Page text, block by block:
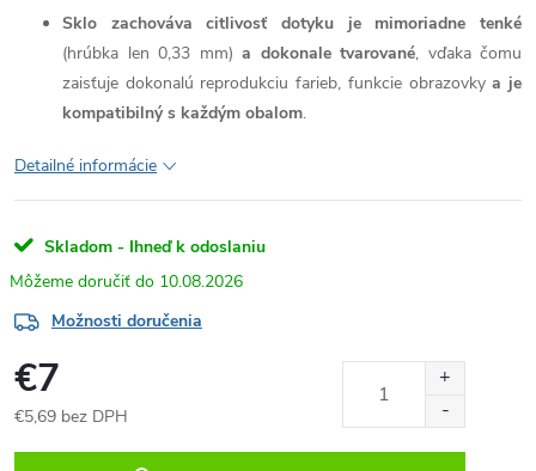
Sklo zachováva citlivosť dotyku je mimoriadne tenké
(hrúbka len 0,33 mm) a dokonale tvarované, vďaka čomu
zaisťuje dokonalú reprodukciu farieb, funkcie obrazovkya je
kompatibilný s každým obalom.
Detailné informácie
Skladom - Ihneď k odoslaniu
10.08.2026
Možnosti doručenia
€7
€5,69 bez DPH